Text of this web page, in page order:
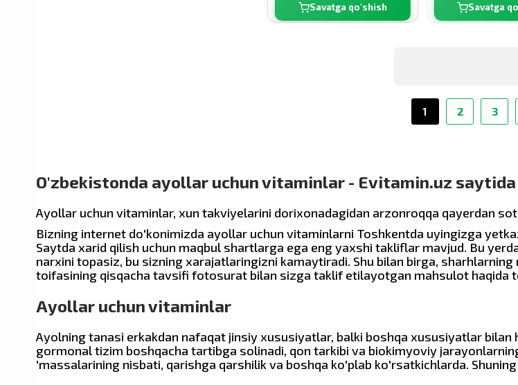
Culturelle
Mini Drops
Orgain
FutureBiotics
Savatga qo'shish Savatga
1 2 3
O'zbekistonda ayollar uchun vitaminlar - Evitamin.uz
Ayollar uchun vitaminlar, xun takviyelarini dorixonadagidan arzonroqqa qayerdan
Bizning internet do'konimizda ayollar uchun vitaminlarni Toshkentda uyingizga
Saytda xarid qilish uchun maqbul shartlarga ega eng yaxshi takliflar mavjud. Bu
narxini topasiz, bu sizning xarajatlaringizni kamaytiradi. Shu bilan birga,
toifasining qisqacha tavsifi fotosurat bilan sizga taklif etilayotgan mahsulot haqida
Ayollar uchun vitaminlar
Ayolning tanasi erkakdan nafaqat jinsiy xususiyatlar, balki boshqa xususiyatlar
gormonal tizim boshqacha tartibga solinadi, qon tarkibi va biokimyoviy
'massalarining nisbati, qarishga qarshilik va boshqa ko'plab ko'rsatkichlarda.